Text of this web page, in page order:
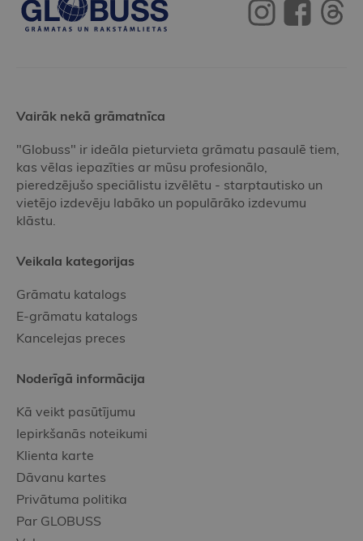
Vairāk nekā grāmatnīca
"Globuss" ir ideāla pieturvieta grāmatu pasaulē tiem,
kas vēlas iepazīties ar mūsu profesionālo,
pieredzējušo speciālistu izvēlētu - starptautisko un
vietējo izdevēju labāko un populārāko izdevumu
klāstu.
Veikala kategorijas
Grāmatu katalogs
E-grāmatu katalogs
Kancelejas preces
Noderīgā informācija
Kā veikt pasūtījumu
Iepirkšanās noteikumi
Klienta karte
Dāvanu kartes
Privātuma politika
Par GLOBUSS